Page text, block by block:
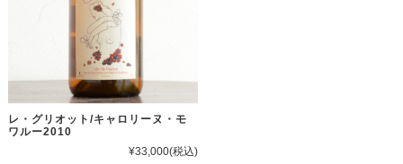
レ・グリオット/キャロリーヌ・モ
ワルー2010
¥33,000(税込)